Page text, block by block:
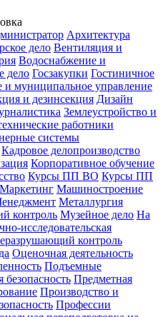
Архитектура
дело Вентиляция и
Водоснабжение и
дело Госзакупки Гостиничное
и муниципальное управление
и дезинсекция Дизайн
Землеустройство и
работники
системы
Кадровое делопроизводство
Корпоративное обучение
Курсы ПП ВО Курсы ПП
Маркетинг Машиностроение
Металлургия
контроль Музейное дело На
исследовательская
контроль
Оценочная деятельность
Подъемные
Предметная
Производство и
Профессии